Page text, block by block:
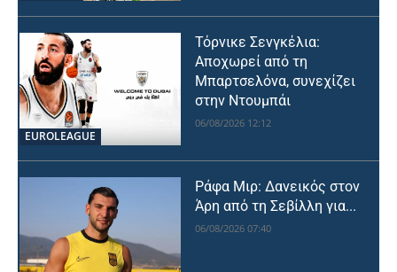
EUROLEAGUE
Τόρνικε Σενγκέλια:
Αποχωρεί από τη
Μπαρτσελόνα, συνεχίζει
στην Ντουμπάι
06/08/2026 12:12
Ράφα Μιρ: Δανεικός στον
Άρη από τη Σεβίλλη για...
06/08/2026 07:40